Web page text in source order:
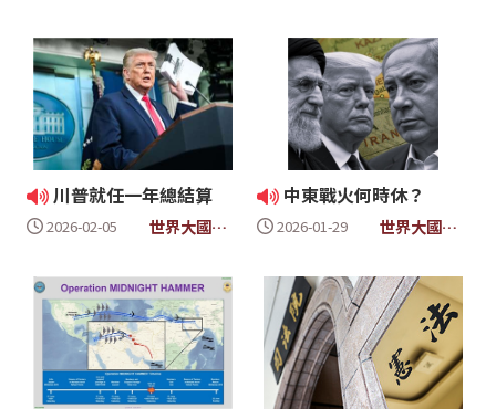
川普就任一年總結算
2026-02-05
世界大國民4
中東戰火何時休？
2026-01-29
世界大國民4